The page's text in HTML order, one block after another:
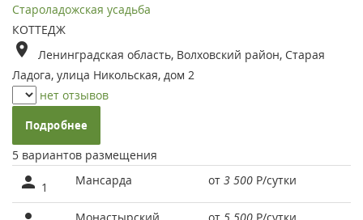
Староладожская усадьба
КОТТЕДЖ
Ленинградская область, Волховский район, Старая
Ладога, улица Никольская, дом 2
нет отзывов
Подробнее
5 вариантов размещения
1 Мансарда от 3 500 Р/сутки